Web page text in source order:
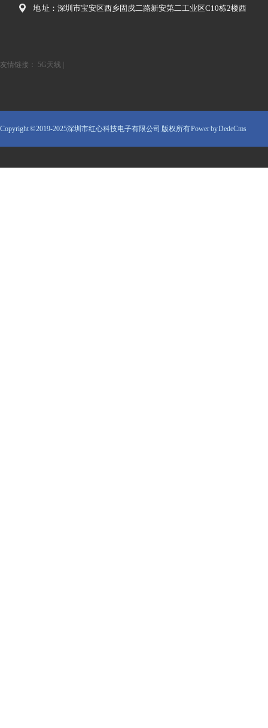
地 址：深圳市宝安区西乡固戍二路新安第二工业区C10栋2楼西
友情链接： 5G天线
Copyright © 2019-2025深圳市红心科技电子有限公司 版权所有Power by DedeCms